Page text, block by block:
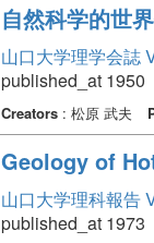
自然科学的世
山口大学理学会誌
published_at 1950
Creators: 松原 武夫
Geology of
山口大学理科報告
published_at 1973